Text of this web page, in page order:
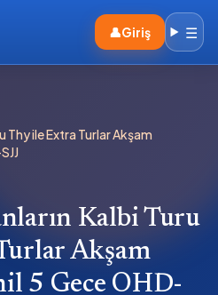
👤Giriş ☰
Thy ile Extra Turlar Akşam
Kalbi Turu
Akşam
5 Gece OHD-